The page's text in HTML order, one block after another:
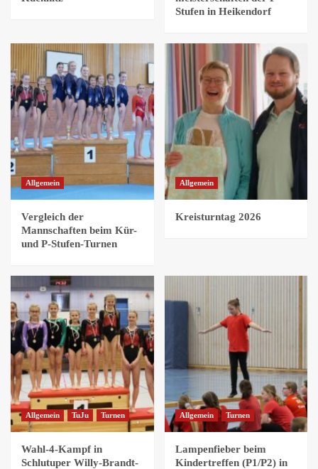
Stufen in Heikendorf
Allgemein
Vergleich der
Mannschaften beim Kür-
und P-Stufen-Turnen
Allgemein
Kreisturntag 2026
Allgemein TuJu Turnen
Wahl-4-Kampf in
Schlutuper Willy-Brandt-
Allgemein Turnen
Lampenfieber beim
Kindertreffen (P1/P2) in